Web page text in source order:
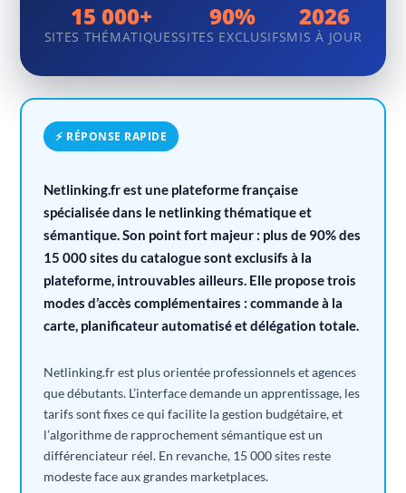
15 000+
SITES THÉMATIQUES
90%
SITES EXCLUSIFS
2026
MIS À JOUR
⚡ RÉPONSE RAPIDE
Netlinking.fr est une plateforme française
spécialisée dans le netlinking thématique et
sémantique. Son point fort majeur : plus de 90% des
15 000 sites du catalogue sont exclusifs à la
plateforme, introuvables ailleurs. Elle propose trois
modes d’accès complémentaires : commande à la
carte, planificateur automatisé et délégation totale.
Netlinking.fr est plus orientée professionnels et agences
que débutants. L’interface demande un apprentissage, les
tarifs sont fixes ce qui facilite la gestion budgétaire, et
l’algorithme de rapprochement sémantique est un
différenciateur réel. En revanche, 15 000 sites reste
modeste face aux grandes marketplaces.